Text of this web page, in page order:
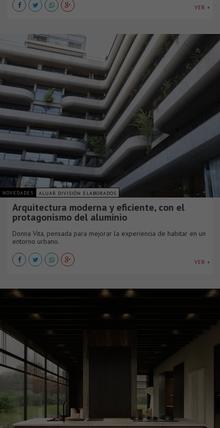
VER +
NOVEDADES ALUAR DIVISIÓN ELABORADOS
Arquitectura moderna y eficiente, con el
protagonismo del aluminio
Donna Vita, pensada para mejorar la experiencia de habitar en un
entorno urbano.
VER +